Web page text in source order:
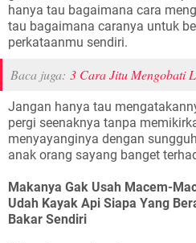
hanya tau bagaimana cara
tau bagaimana caranya untuk
perkataanmu sendiri.
Baca juga: 3 Cara Jitu Mengobati
Jangan hanya tau
pergi seenaknya tanpa
menyayanginya dengan
anak orang sayang banget
Makanya Gak Usah Macem-
Udah Kayak Api Siapa Yang
Bakar Sendiri